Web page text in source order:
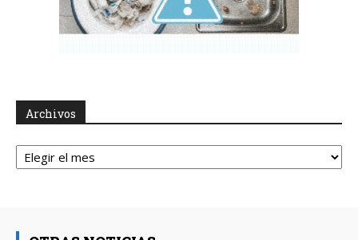
Archivos
Archivos